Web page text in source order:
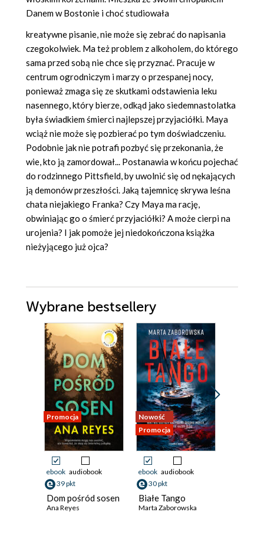
Danem w Bostonie i choć studiowała
kreatywne pisanie, nie może się zebrać do napisania
czegokolwiek. Ma też problem z alkoholem, do którego
sama przed sobą nie chce się przyznać. Pracuje w
centrum ogrodniczym i marzy o przespanej nocy,
ponieważ zmaga się ze skutkami odstawienia leku
nasennego, który bierze, odkąd jako siedemnastolatka
była świadkiem śmierci najlepszej przyjaciółki. Maya
wciąż nie może się pozbierać po tym doświadczeniu.
Podobnie jak nie potrafi pozbyć się przekonania, że
wie, kto ją zamordował... Postanawia w końcu pojechać
do rodzinnego Pittsfield, by uwolnić się od nękających
ją demonów przeszłości. Jaką tajemnicę skrywa leśna
chata niejakiego Franka? Czy Maya ma rację,
obwiniając go o śmierć przyjaciółki? A może cierpi na
urojenia? I jak pomoże jej niedokończona książka
nieżyjącego już ojca?
Wybrane bestsellery
Promocja
ebook audiobook
39 pkt
Dom pośród sosen
Ana Reyes
Nowość
Promocja
ebook audiobook
30 pkt
Białe Tango
Marta Zaborowska